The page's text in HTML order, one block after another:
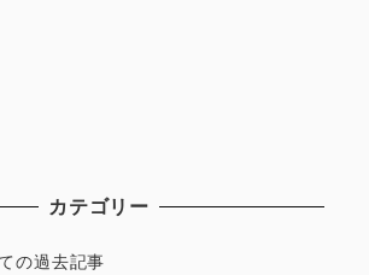
カテゴリー
の過去記事